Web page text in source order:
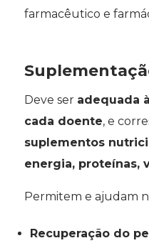
farmacêutico e
Deve ser adequada
cada doente, e
suplementos
energia, proteínas,
Permitem e ajudam
Recuperação do